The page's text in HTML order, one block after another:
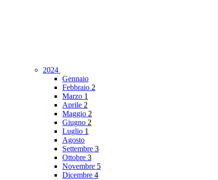
2024
Gennaio
Febbraio 2
Marzo 1
Aprile 2
Maggio 2
Giugno 2
Luglio 1
Agosto
Settembre 3
Ottobre 3
Novembre 5
Dicembre 4